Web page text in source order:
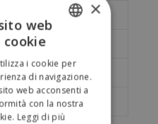
49
55
58
ENGLISH
×
web
i cookie per
di navigazione.
web acconsenti a
con la nostra
Leggi di più